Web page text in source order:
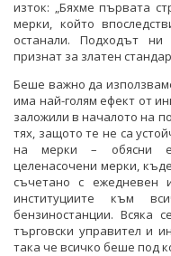
изток: „Бяхме първата
мерки, който
останали. Подходът
признат за златен
Беше важно да
има най-голям ефект от
заложили в началото на
тях, защото те не са
на мерки – обясни
целенасочени мерки,
съчетано с ежедневен
институциите към
бензиностанции. Всяка
търговски управител и
така че всичко беше под